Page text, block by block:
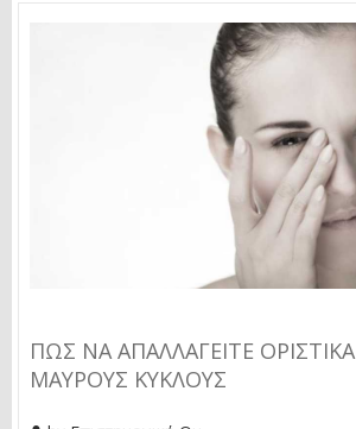
ΠΏΣ ΝΑ ΑΠΑΛΛΑΓΕΊΤΕ
ΜΑΎΡΟΥΣ ΚΎΚΛΟΥΣ